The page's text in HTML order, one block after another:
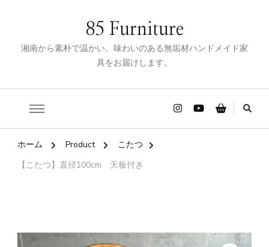
85 Furniture
湘南から素朴で温かい、味わいのある無垢材ハンドメイド家
具をお届けします。
ホーム Product
こたつ
【こたつ】直径100cm 天板付き